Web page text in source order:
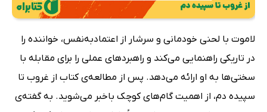
لاموت با لحنی خودمانی و سرشار از اعتمادبه‌نفس، خواننده را
در تاریکی راهنمایی می‌کند و راهبردهای عملی را برای مقابله با
سختی‌ها به او ارائه می‌دهد. پس از مطالعه‌ی کتاب از غروب تا
سپیده دم، از اهمیت گام‌های کوچک باخبر می‌شوید. به گفته‌ی